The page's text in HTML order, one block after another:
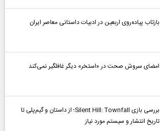
بازتاب پیاده‌روی اربعین در ادبیات داستانی معاصر ایران
امضای سروش صحت در «استخر» دیگر غافلگیر نمی‌کند
بررسی بازی Silent Hill: Townfall؛ از داستان و گیم‌پلی تا
تاریخ انتشار و سیستم مورد نیاز